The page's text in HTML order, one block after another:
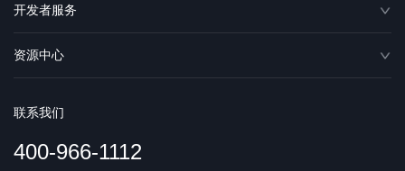
开发者服务
资源中心
联系我们
400-966-1112